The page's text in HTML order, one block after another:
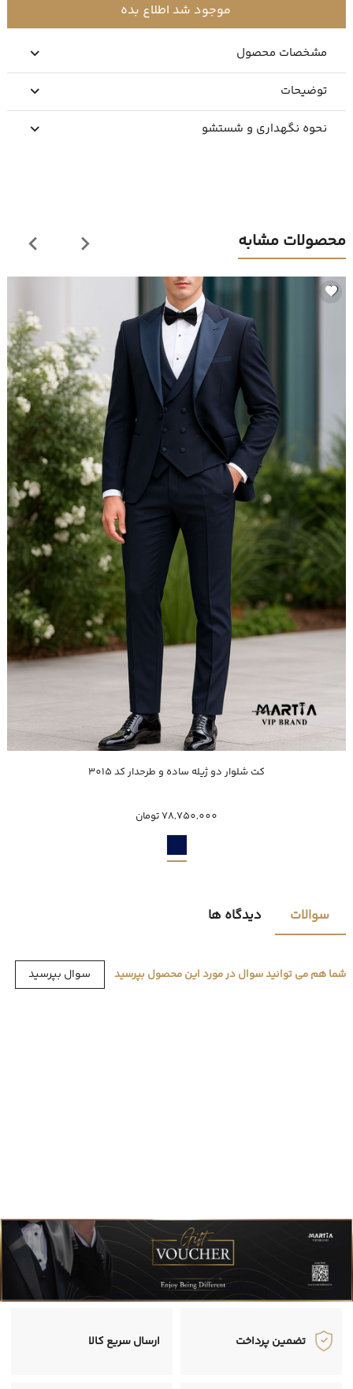
موجود شد اطلاع بده
مشخصات محصول
توضیحات
نحوه نگهداری و شستشو
محصولات مشابه
خرید سریع
کت شلوار دو ژیله ساده و طرحدار کد 3015
78,750,000 تومان
سوالات دیدگاه ها
شما هم می توانید سوال در مورد این محصول بپرسید سوال بپرسید
تضمین پرداخت ارسال سریع کالا